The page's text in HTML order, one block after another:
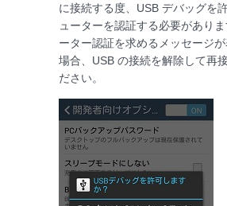
に接続する度、USB デバッグを
ューターを認証する必要があり
ーター認証を求めるメッセージ
場合、USB の接続を解除して再
ださい。